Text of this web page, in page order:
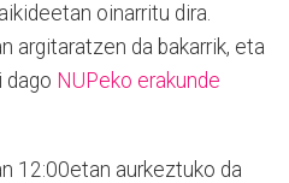
oinarritu dira.
argitaratzen da bakarrik, eta
dago NUPeko erakunde
12:00etan aurkeztuko da